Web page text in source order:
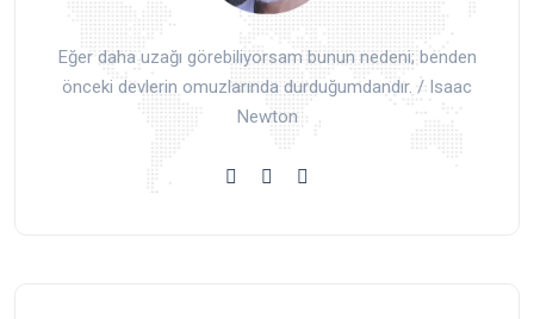
Eğer daha uzağı görebiliyorsam bunun nedeni; benden
önceki devlerin omuzlarında durduğumdandır. / Isaac
Newton